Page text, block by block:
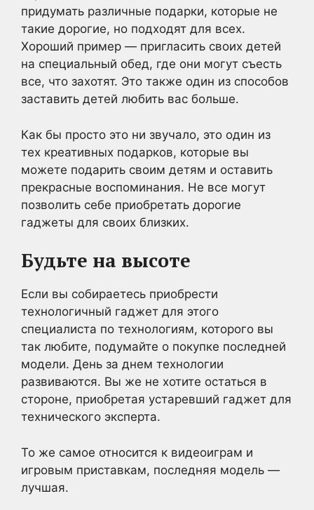
придумать различные подарки, которые не
такие дорогие, но подходят для всех.
Хороший пример — пригласить своих детей
на специальный обед, где они могут съесть
все, что захотят. Это также один из способов
заставить детей любить вас больше.
Как бы просто это ни звучало, это один из
тех креативных подарков, которые вы
можете подарить своим детям и оставить
прекрасные воспоминания. Не все могут
позволить себе приобретать дорогие
гаджеты для своих близких.
Будьте на высоте
Если вы собираетесь приобрести
технологичный гаджет для этого
специалиста по технологиям, которого вы
так любите, подумайте о покупке последней
модели. День за днем технологии
развиваются. Вы же не хотите остаться в
стороне, приобретая устаревший гаджет для
технического эксперта.
То же самое относится к видеоиграм и
игровым приставкам, последняя модель —
лучшая.